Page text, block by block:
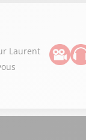
Laurent